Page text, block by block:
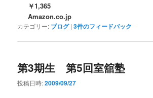
￥1,365
Amazon.co.jp
カテゴリー: ブログ |3件のフィードバック
第3期生 第5回室舘塾
投稿日時:2009/09/27